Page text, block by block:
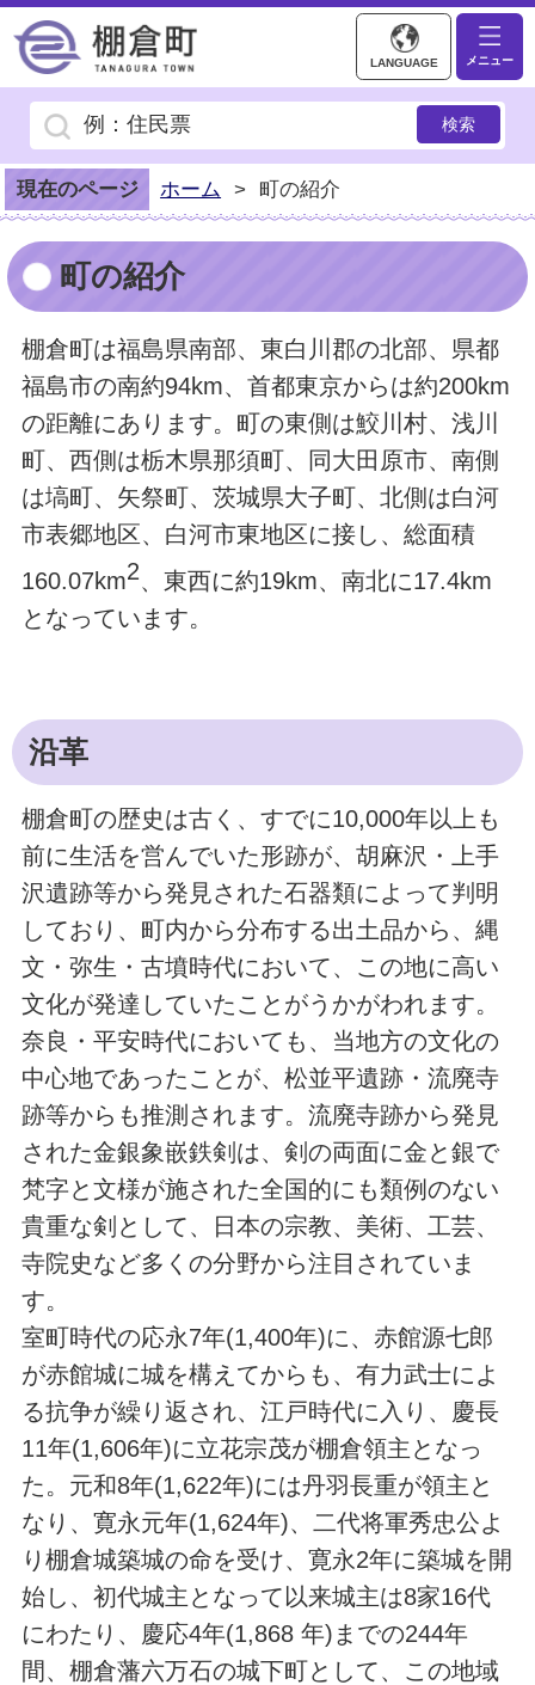
棚倉町ホームページ
LANGUAGE メニュー
現在のページ ホーム > 町の紹介
町の紹介
棚倉町は福島県南部、東白川郡の北部、県都
福島市の南約94km、首都東京からは約200km
の距離にあります。町の東側は鮫川村、浅川
町、西側は栃木県那須町、同大田原市、南側
は塙町、矢祭町、茨城県大子町、北側は白河
市表郷地区、白河市東地区に接し、総面積
160.07km2、東西に約19km、南北に17.4km
となっています。
沿革
棚倉町の歴史は古く、すでに10,000年以上も
前に生活を営んでいた形跡が、胡麻沢・上手
沢遺跡等から発見された石器類によって判明
しており、町内から分布する出土品から、縄
文・弥生・古墳時代において、この地に高い
文化が発達していたことがうかがわれます。
奈良・平安時代においても、当地方の文化の
中心地であったことが、松並平遺跡・流廃寺
跡等からも推測されます。流廃寺跡から発見
された金銀象嵌鉄剣は、剣の両面に金と銀で
梵字と文様が施された全国的にも類例のない
貴重な剣として、日本の宗教、美術、工芸、
寺院史など多くの分野から注目されていま
す。
室町時代の応永7年(1,400年)に、赤館源七郎
が赤館城に城を構えてからも、有力武士によ
る抗争が繰り返され、江戸時代に入り、慶長
11年(1,606年)に立花宗茂が棚倉領主となっ
た。元和8年(1,622年)には丹羽長重が領主と
なり、寛永元年(1,624年)、二代将軍秀忠公よ
り棚倉城築城の命を受け、寛永2年に築城を開
始し、初代城主となって以来城主は8家16代
にわたり、慶応4年(1,868 年)までの244年
間、棚倉藩六万石の城下町として、この地域